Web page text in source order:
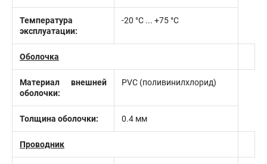
Температура
эксплуатации:
-20 °C ... +75 °C
Оболочка
Материал внешней
оболочки:
PVC (поливинилхлорид)
Толщина оболочки: 0.4 мм
Проводник